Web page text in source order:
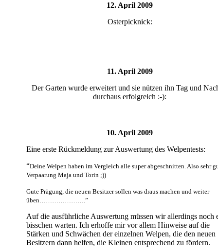
12. April 2009
Osterpicknick:
11. April 2009
Der Garten wurde erweitert und sie nützen ihn Tag und
durchaus erfolgreich :-):
10. April 2009
Eine erste Rückmeldung zur Auswertung des Welpentests:
“Deine Welpen haben im Vergleich alle super abgeschnitten. Also sehr
Verpaarung Maja und Torin ;))
Gute Prägung, die neuen Besitzer sollen was draus machen und weiter
üben………………….”
Auf die ausführliche Auswertung müssen wir allerdings noch
bisschen warten. Ich erhoffe mir vor allem Hinweise auf die
Stärken und Schwächen der einzelnen Welpen, die den neuen
Besitzern dann helfen, die Kleinen entsprechend zu fördern.